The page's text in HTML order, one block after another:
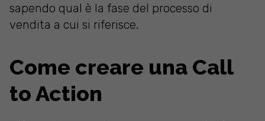
sapendo qual è la fase del processo di
vendita a cui si riferisce.
Come creare una Call
to Action